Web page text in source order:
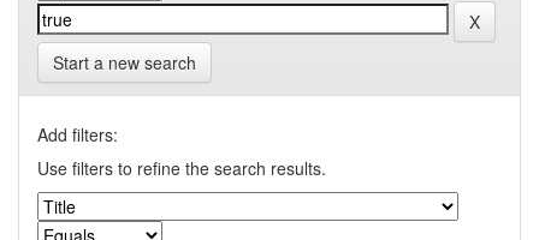
Start a new search
Add filters:
Use filters to refine the search results.